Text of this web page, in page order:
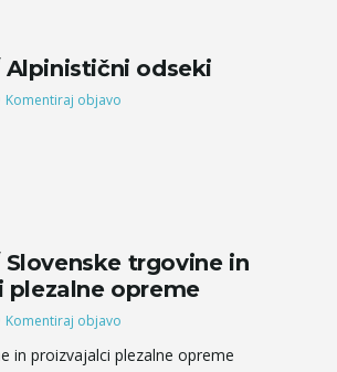
Alpinistični odseki
Komentiraj objavo
Slovenske trgovine in
plezalne opreme
Komentiraj objavo
in proizvajalci plezalne opreme